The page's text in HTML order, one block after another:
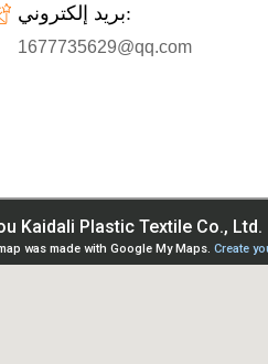
بريد إلكتروني:
1677735629@qq.com